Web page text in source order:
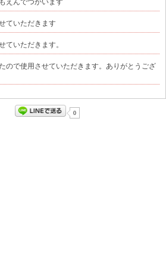
えんでつかいます
ていただきます
ていただきます。
ので使用させていただきます。ありがとうござ
0